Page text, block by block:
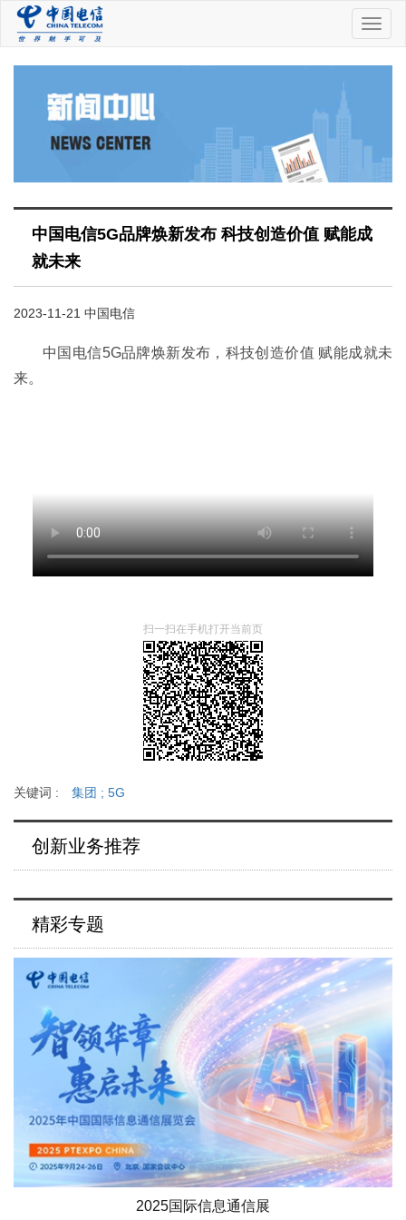
中
国
中国电信5G品牌焕新发布 科技创造价值 赋能成
就未来
2023-11-21 中国电信
中国电信5G品牌焕新发布，科技创造价值 赋能成就未
来。
扫一扫在手机打开当前页
关键词 : 集团 ; 5G
创新业务推荐
精彩专题
2025国际信息通信展